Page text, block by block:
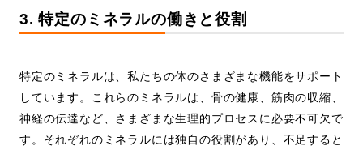
3. 特定のミネラルの働きと役割
特定のミネラルは、私たちの体のさまざまな機能をサポート
しています。これらのミネラルは、骨の健康、筋肉の収縮、
神経の伝達など、さまざまな生理的プロセスに必要不可欠で
す。それぞれのミネラルには独自の役割があり、不足すると